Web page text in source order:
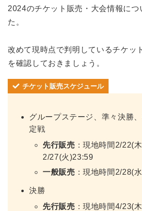
2024のチケット販売・大会情報につ
た。
改めて現時点で判明しているチケッ
を確認しておきましょう。
チケット販売スケジュール
グループステージ、準々決勝
定戦
先行販売 ：現地時間2/22(
2/27(火)23:59
一般販売 ：現地時間2/28(
決勝
先行販売 ：現地時間4/23(